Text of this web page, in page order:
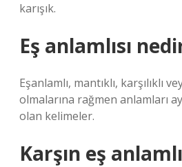
karışık.
Eş anlamlısı
Eşanlamlı, mantıklı, karşılıklı
olmalarına rağmen anlamları
olan kelimeler.
Karşın eş